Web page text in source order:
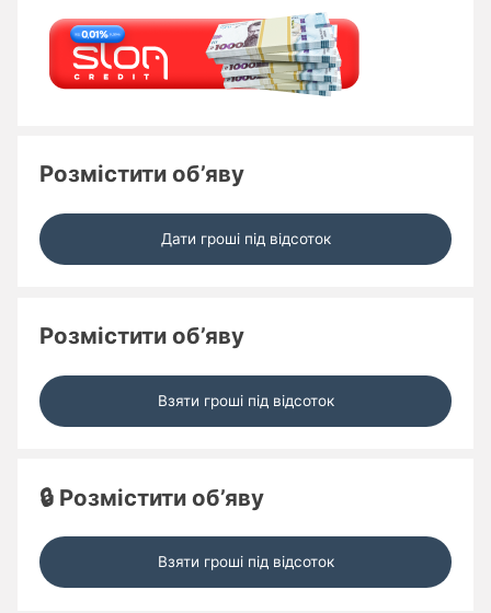
Розмістити об’яву
Дати гроші під відсоток
Розмістити об’яву
Взяти гроші під відсоток
🔒 Розмістити об’яву
Взяти гроші під відсоток